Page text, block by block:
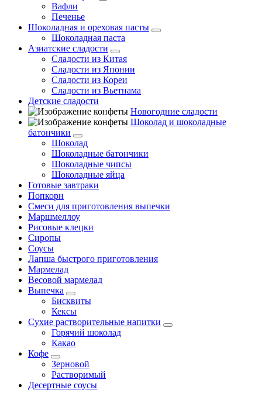
Вафли
Печенье
Шоколадная и ореховая пасты
Шоколадная паста
Азиатские сладости
Сладости из Китая
Сладости из Японии
Сладости из Кореи
Сладости из Вьетнама
Детские сладости
Новогодние сладости
Шоколад и шоколадные
батончики
Шоколад
Шоколадные батончики
Шоколадные чипсы
Шоколадные яйца
Готовые завтраки
Попкорн
Смеси для приготовления выпечки
Маршмеллоу
Рисовые клецки
Сиропы
Соусы
Лапша быстрого приготовления
Мармелад
Весовой мармелад
Выпечка
Бисквиты
Кексы
Сухие растворительные напитки
Горячий шоколад
Какао
Кофе
Зерновой
Растворимый
Десертные соусы